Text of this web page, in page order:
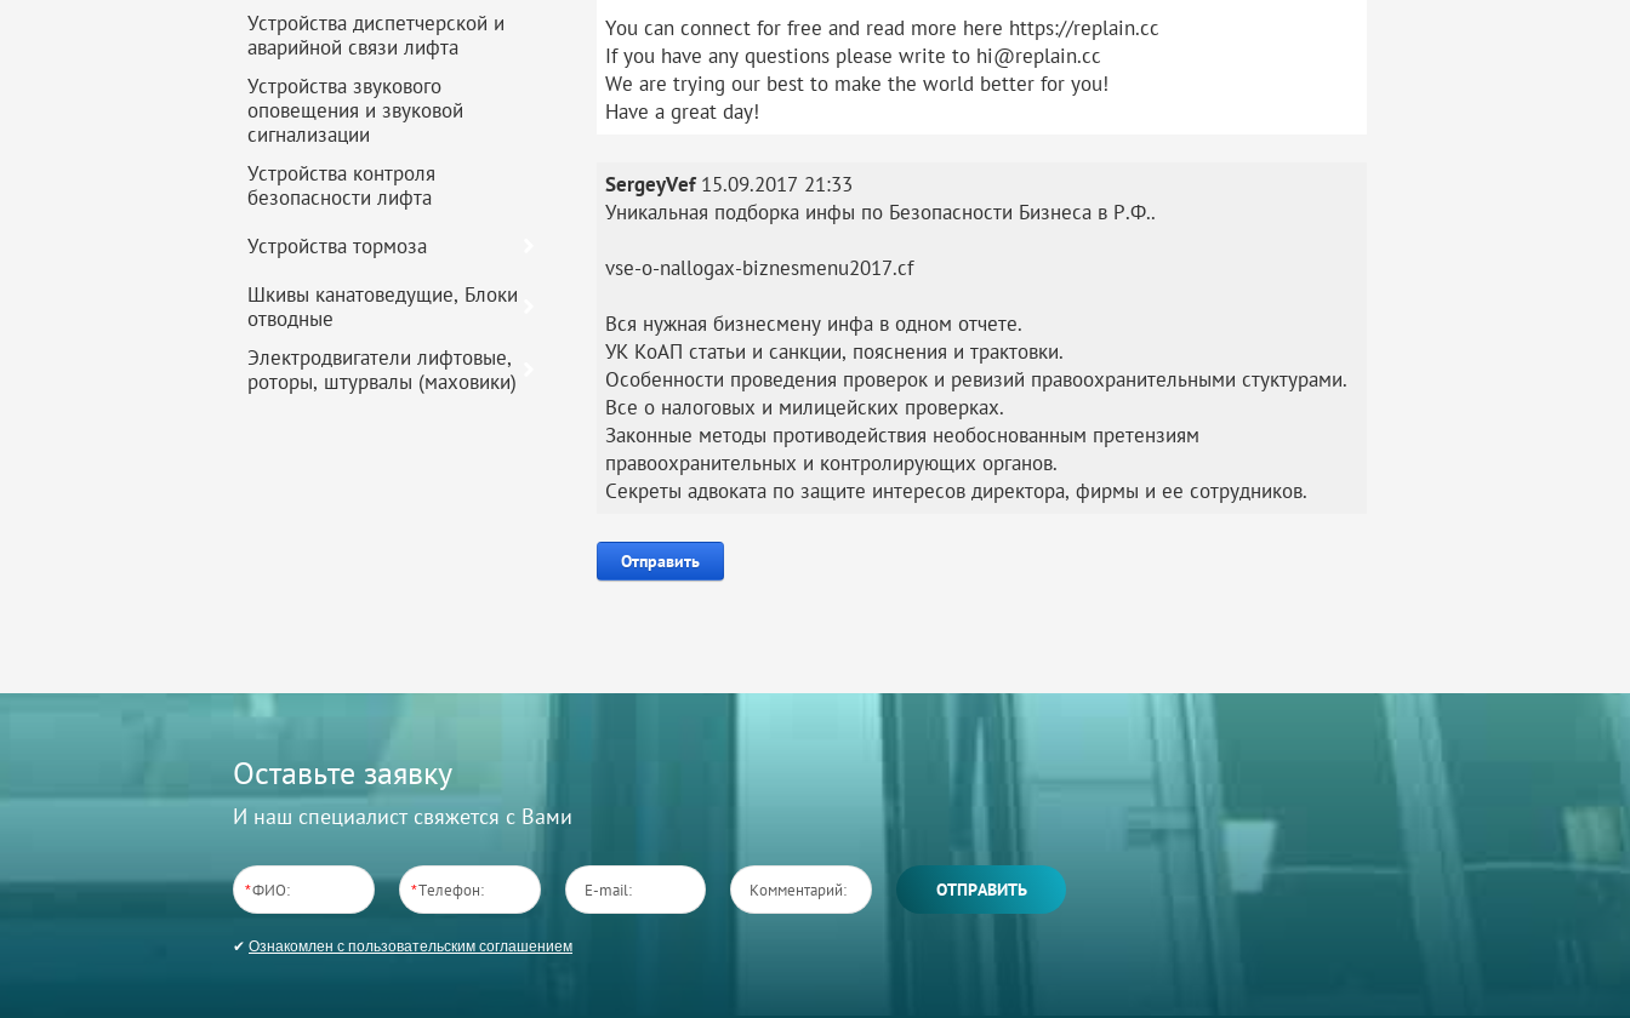
Устройства диспетчерской и
аварийной связи лифта
Устройства звукового
оповещения и звуковой
сигнализации
Устройства контроля
безопасности лифта
Устройства тормоза
Шкивы канатоведущие, Блоки
отводные
Электродвигатели лифтовые,
роторы, штурвалы (маховики)
You can connect for free and read more here https://replain.cc
If you have any questions please write to hi@replain.cc
We are trying our best to make the world better for you!
Have a great day!
SergeyVef15.09.2017 21:33
Уникальная подборка инфы по Безопасности Бизнеса в Р.Ф..
vse-o-nallogax-biznesmenu2017.cf
Вся нужная бизнесмену инфа в одном отчете.
УК КоАП статьи и санкции, пояснения и трактовки.
Особенности проведения проверок и ревизий правоохранительными стуктурами.
Все о налоговых и милицейских проверках.
Законные методы противодействия необоснованным претензиям
правоохранительных и контролирующих органов.
Секреты адвоката по защите интересов директора, фирмы и ее сотрудников.
Оставьте заявку
И наш специалист свяжется с Вами
* * ОТПРАВИТЬ
✔ Ознакомлен с пользовательским соглашением